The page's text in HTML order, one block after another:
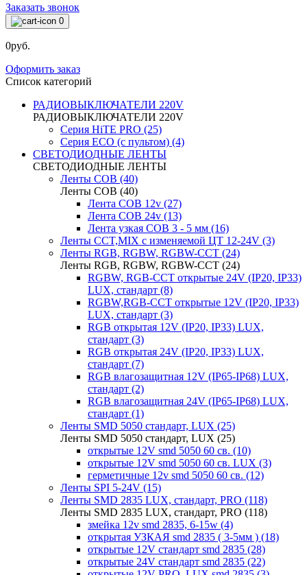
Заказать звонок
0
0руб.
Оформить заказ
Список категорий
РАДИОВЫКЛЮЧАТЕЛИ 220V
РАДИОВЫКЛЮЧАТЕЛИ 220V
Серия HiTE PRO (25)
Серия ECO (с пультом) (4)
СВЕТОДИОДНЫЕ ЛЕНТЫ
СВЕТОДИОДНЫЕ ЛЕНТЫ
Ленты COB (40)
Ленты COB (40)
Лента COB 12v (27)
Лента COB 24v (13)
Лента узкая COB 3 - 5 мм (16)
Ленты CCT,MIX с изменяемой ЦТ 12-24V (3)
Ленты RGB, RGBW, RGBW-CCT (24)
Ленты RGB, RGBW, RGBW-CCT (24)
RGBW, RGB-CCT открытые 24V (IP20, IP33)
LUX, стандарт (8)
RGBW,RGB-CCT открытые 12V (IP20, IP33)
LUX, стандарт (3)
RGB открытая 12V (IP20, IP33) LUX,
стандарт (3)
RGB открытая 24V (IP20, IP33) LUX,
стандарт (7)
RGB влагозащитная 12V (IP65-IP68) LUX,
стандарт (2)
RGB влагозащитная 24V (IP65-IP68) LUX,
стандарт (1)
Ленты SMD 5050 стандарт, LUX (25)
Ленты SMD 5050 стандарт, LUX (25)
открытые 12V smd 5050 60 св. (10)
открытые 12V smd 5050 60 св. LUX (3)
герметичные 12v smd 5050 60 св. (12)
Ленты SPI 5-24V (15)
Ленты SMD 2835 LUX, стандарт, PRO (118)
Ленты SMD 2835 LUX, стандарт, PRO (118)
змейка 12v smd 2835, 6-15w (4)
открытая УЗКАЯ smd 2835 ( 3-5мм ) (18)
открытые 12V стандарт smd 2835 (28)
открытые 24V стандарт smd 2835 (22)